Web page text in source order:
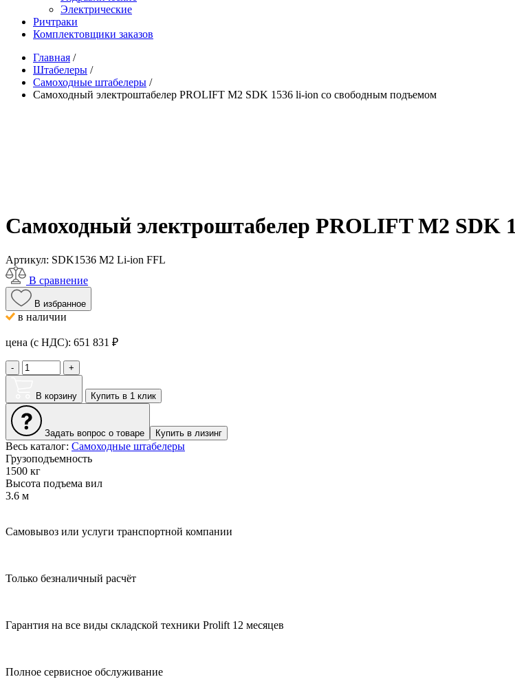
Электрические
Ричтраки
Комплектовщики заказов
Главная /
Штабелеры /
Самоходные штабелеры /
Самоходный электроштабелер PROLIFT M2 SDK 1536 li-ion со свободным подъемом
Самоходный электроштабелер PROLIFT M2 SDK
Артикул: SDK1536 M2 Li-ion FFL
В сравнение
В избранное
в наличии
цена (с НДС): 651 831 ₽
- +
В корзину Купить в 1 клик
Задать вопрос о товаре Купить в лизинг
Весь каталог: Самоходные штабелеры
Грузоподъемность
1500 кг
Высота подъема вил
3.6 м
Самовывоз или услуги транспортной компании
Только безналичный расчёт
Гарантия на все виды складской техники Prolift 12 месяцев
Полное сервисное обслуживание